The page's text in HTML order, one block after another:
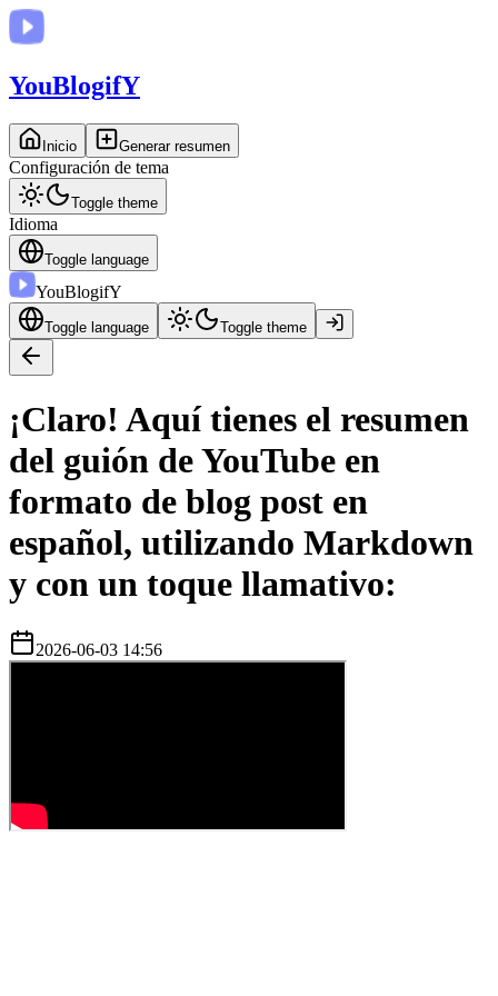
YouBlogifY
Inicio Generar resumen
Configuración de tema
Toggle theme
Idioma
Toggle language
YouBlogifY
Toggle language Toggle theme
¡Claro! Aquí tienes el resumen
del guión de YouTube en
formato de blog post en
español, utilizando Markdown
y con un toque llamativo:
2026-06-03 14:56